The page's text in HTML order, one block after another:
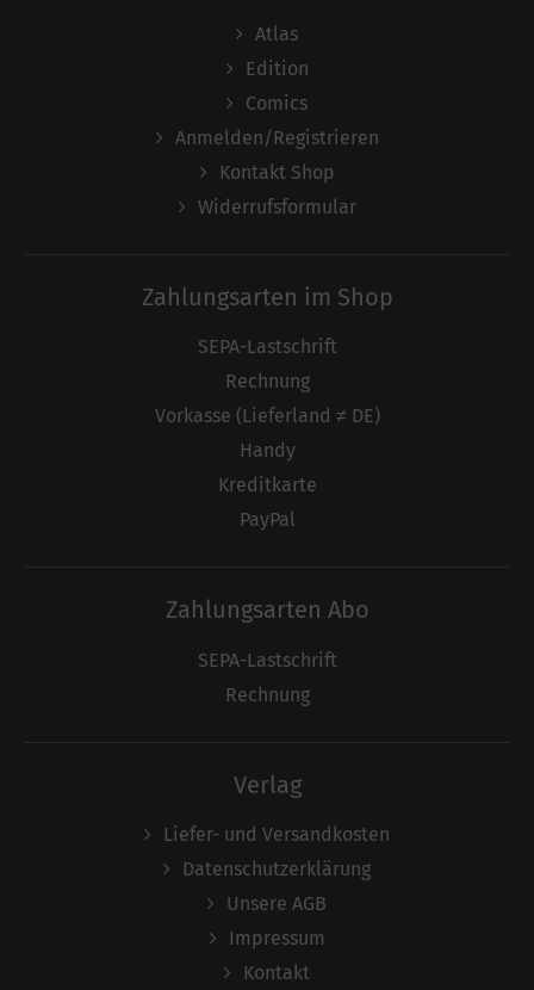
Atlas
Edition
Comics
Anmelden/Registrieren
Kontakt Shop
Widerrufsformular
Zahlungsarten im Shop
SEPA-Lastschrift
Rechnung
Vorkasse (Lieferland ≠ DE)
Handy
Kreditkarte
PayPal
Zahlungsarten Abo
SEPA-Lastschrift
Rechnung
Verlag
Liefer- und Versandkosten
Datenschutzerklärung
Unsere AGB
Impressum
Kontakt